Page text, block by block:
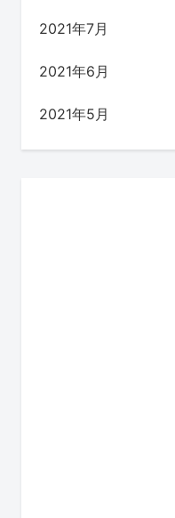
2021年7月
2021年6月
2021年5月